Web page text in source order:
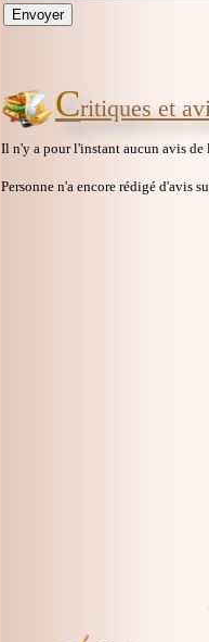
Critiques et
Il n'y a pour l'instant aucun avis
Personne n'a encore rédigé d'avis